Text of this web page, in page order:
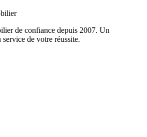
de confiance depuis 2007. Un
de votre réussite.